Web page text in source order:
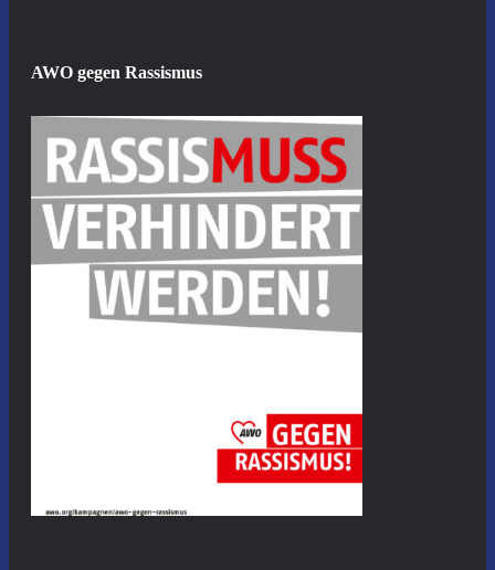
AWO gegen Rassismus